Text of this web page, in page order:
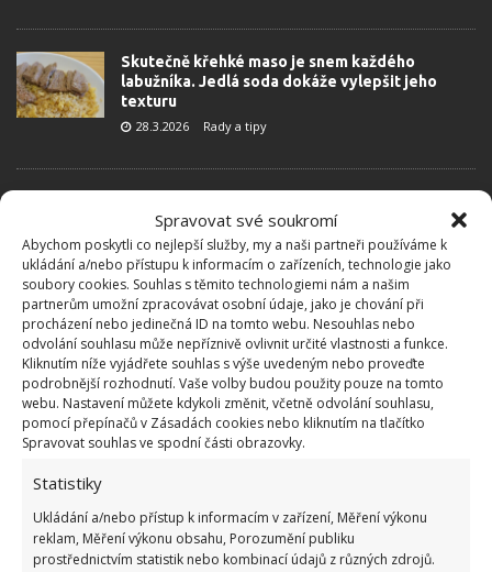
Spravovat své soukromí
Abychom poskytli co nejlepší služby, my a naši partneři používáme k
ukládání a/nebo přístupu k informacím o zařízeních, technologie jako
soubory cookies. Souhlas s těmito technologiemi nám a našim
partnerům umožní zpracovávat osobní údaje, jako je chování při
procházení nebo jedinečná ID na tomto webu. Nesouhlas nebo
odvolání souhlasu může nepříznivě ovlivnit určité vlastnosti a funkce.
Kliknutím níže vyjádřete souhlas s výše uvedeným nebo proveďte
podrobnější rozhodnutí. Vaše volby budou použity pouze na tomto
webu. Nastavení můžete kdykoli změnit, včetně odvolání souhlasu,
pomocí přepínačů v Zásadách cookies nebo kliknutím na tlačítko
Spravovat souhlas ve spodní části obrazovky.
Statistiky
Ukládání a/nebo přístup k informacím v zařízení, Měření výkonu
reklam, Měření výkonu obsahu, Porozumění publiku
prostřednictvím statistik nebo kombinací údajů z různých zdrojů.
Skutečně křehké maso je snem každého
labužníka. Jedlá soda dokáže vylepšit jeho
texturu
28.3.2026 Rady a tipy
díky tomuto snadnému postupu. Stačí si přečíst
jediný údaj
3.2.2026 Rady a tipy
Pomocí této geniální finty dokážou šéfkuchaři
rozmrazit maso v rekordním čase
12.1.2026 Rady a tipy
1 2